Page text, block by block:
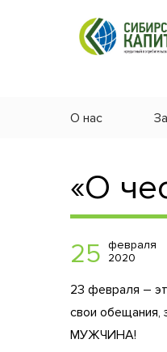
О нас
«О
25 февраля
2020
23 февраля –
свои обещания,
МУЖЧИНА!